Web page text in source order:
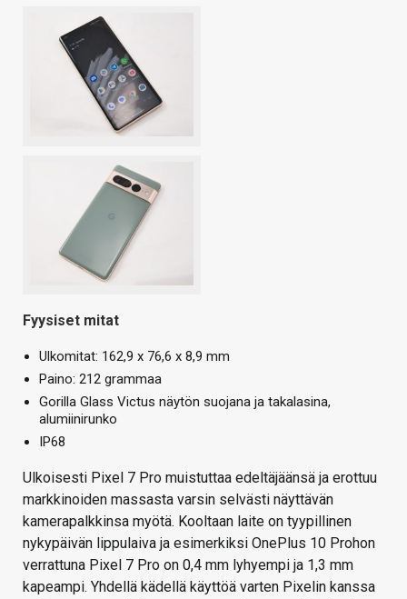
Fyysiset mitat
Ulkomitat: 162,9 x 76,6 x 8,9 mm
Paino: 212 grammaa
Gorilla Glass Victus näytön suojana ja takalasina,
alumiinirunko
IP68
Ulkoisesti Pixel 7 Pro muistuttaa edeltäjäänsä ja erottuu
markkinoiden massasta varsin selvästi näyttävän
kamerapalkkinsa myötä. Kooltaan laite on tyypillinen
nykypäivän lippulaiva ja esimerkiksi OnePlus 10 Prohon
verrattuna Pixel 7 Pro on 0,4 mm lyhyempi ja 1,3 mm
kapeampi. Yhdellä kädellä käyttöä varten Pixelin kanssa